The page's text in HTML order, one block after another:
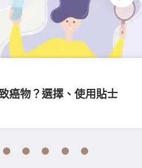
癌物？選擇、使用貼士
5 6 7 8 9